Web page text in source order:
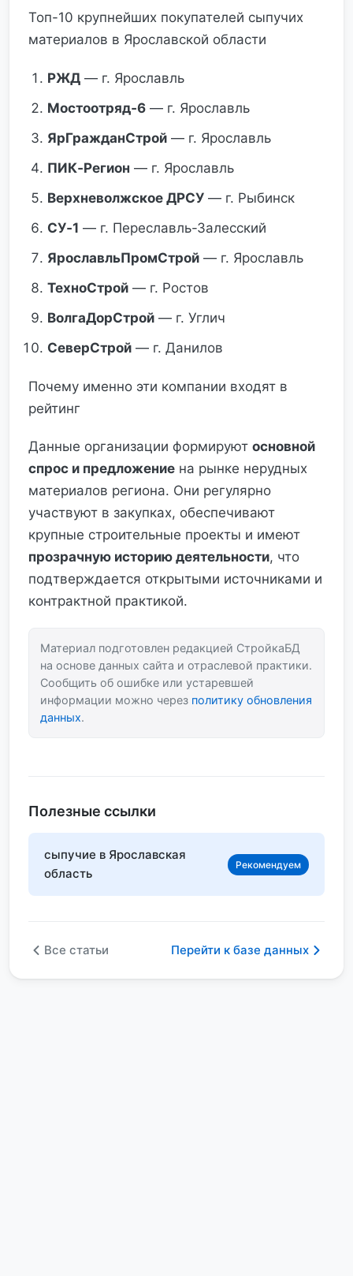
Топ-10 крупнейших покупателей сыпучих
материалов в Ярославской области
РЖД — г. Ярославль
Мостоотряд‑6 — г. Ярославль
ЯрГражданСтрой — г. Ярославль
ПИК‑Регион — г. Ярославль
Верхневолжское ДРСУ — г. Рыбинск
СУ‑1 — г. Переславль-Залесский
ЯрославльПромСтрой — г. Ярославль
ТехноСтрой — г. Ростов
ВолгаДорСтрой — г. Углич
СеверСтрой — г. Данилов
Почему именно эти компании входят в
рейтинг
Данные организации формируют основной
спрос и предложение на рынке нерудных
материалов региона. Они регулярно
участвуют в закупках, обеспечивают
крупные строительные проекты и имеют
прозрачную историю деятельности, что
подтверждается открытыми источниками и
контрактной практикой.
Материал подготовлен редакцией СтройкаБД
на основе данных сайта и отраслевой практики.
Сообщить об ошибке или устаревшей
информации можно через политику обновления
данных.
Полезные ссылки
сыпучие в Ярославская
область
Рекомендуем
Все статьи Перейти к базе данных